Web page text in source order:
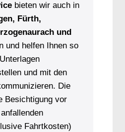
bieten wir auch in
Fürth,
und
und helfen Ihnen so
und mit den
Die
Besichtigung vor
Fahrtkosten)